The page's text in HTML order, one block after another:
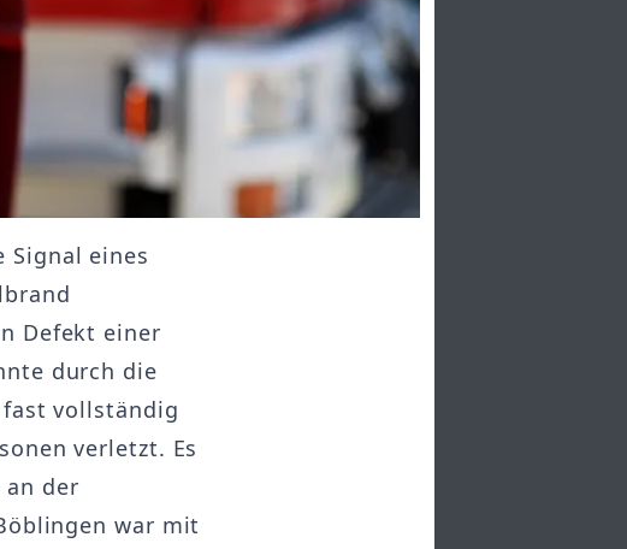
Signal eines
Defekt einer
durch die
vollständig
verletzt. Es
an der
war mit